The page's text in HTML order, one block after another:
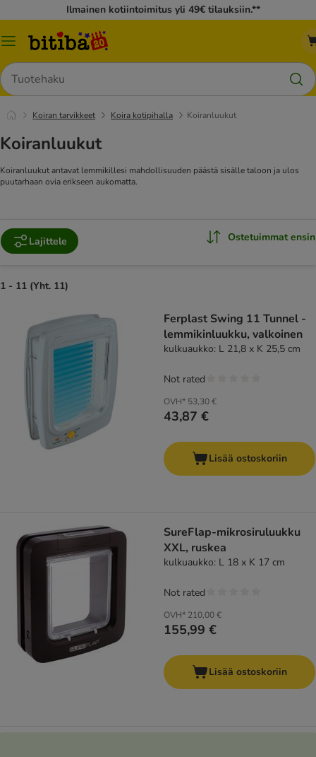
Ilmainen kotiintoimitus yli 49€ tilauksiin.**
Katalogivalikko
Hae
Koiran tarvikkeet Koira kotipihalla Koiranluukut
Koiranluukut
Koiranluukut antavat lemmikillesi mahdollisuuden päästä sisälle taloon ja ulos
puutarhaan ovia erikseen aukomatta.
Lajittele Ostetuimmat ensin
1 - 11 (Yht. 11)
Ferplast Swing 11 Tunnel -
lemmikinluukku, valkoinen
kulkuaukko: L 21,8 x K 25,5 cm
OVH* 53,30 €
43,87 €
Not rated
Lisää ostoskoriin
SureFlap-mikrosiruluukku
XXL, ruskea
kulkuaukko: L 18 x K 17 cm
OVH* 210,00 €
155,99 €
Not rated
Lisää ostoskoriin